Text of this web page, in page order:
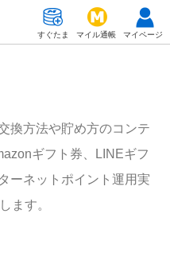
マイページ
マイル通帳
すぐたま
換方法や貯め方のコンテ
ギフト券、LINEギフ
ーネットポイント運用実
ます。